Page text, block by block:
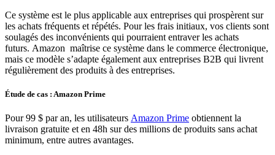
Ce système est le plus applicable aux entreprises qui prospèrent sur
les achats fréquents et répétés. Pour les frais initiaux, vos clients sont
soulagés des inconvénients qui pourraient entraver les achats
futurs. Amazon maîtrise ce système dans le commerce électronique,
mais ce modèle s’adapte également aux entreprises B2B qui livrent
régulièrement des produits à des entreprises.
Étude de cas : Amazon Prime
Pour 99 $ par an, les utilisateurs Amazon Prime obtiennent la
livraison gratuite et en 48h sur des millions de produits sans achat
minimum, entre autres avantages.